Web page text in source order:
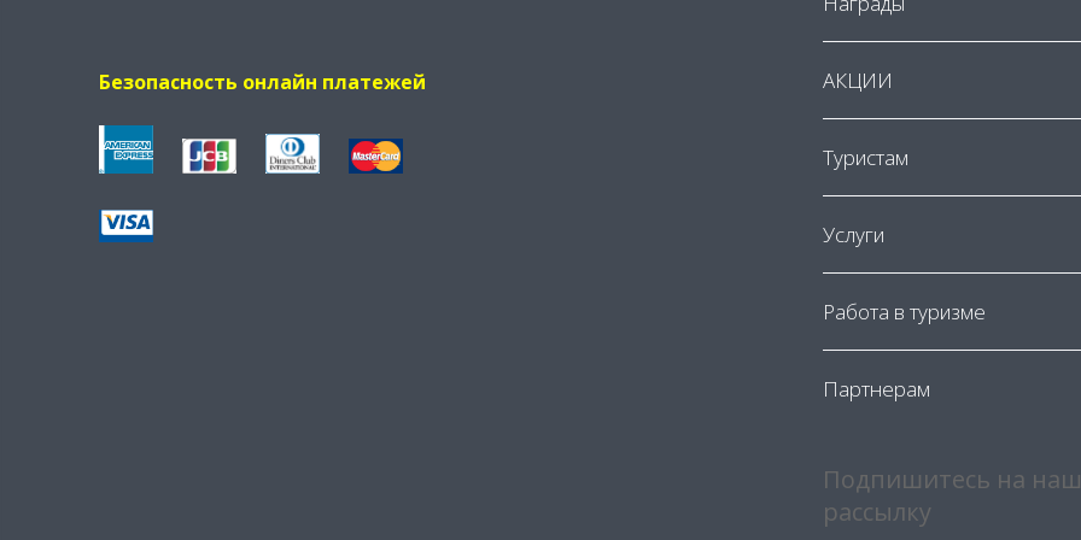
Безопасность онлайн платежей АКЦИИ
Туристам
Услуги
Работа в туризме
Партнерам
Подпишитесь на
рассылку